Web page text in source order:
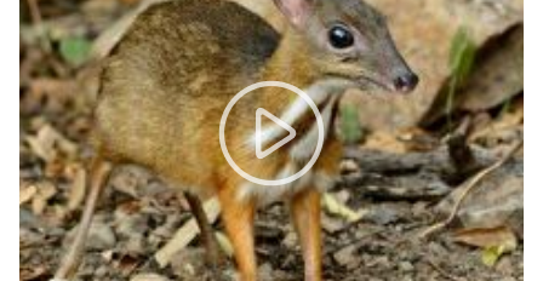
Play
Video